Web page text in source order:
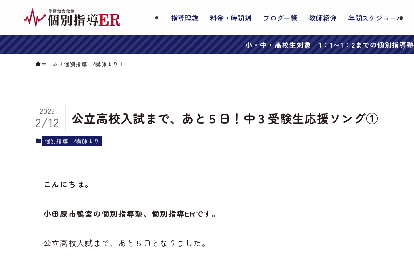
指導理念 料金・時間割 ブログ一覧 教師紹介 年間スケジュール
小・中・高校生対象｜1：1〜1：2までの個別指導塾
ホーム 個別指導ER講師より
公立高校入試まで、あと５日！中３受験生応援ソング①
2026
2/12
個別指導ER講師より
こんにちは。
小田原市鴨宮の個別指導塾、個別指導ERです。
公立高校入試まで、あと５日となりました。